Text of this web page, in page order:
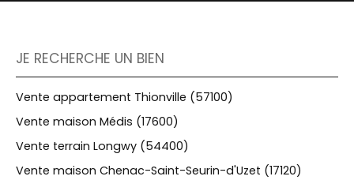
JE RECHERCHE UN BIEN
Vente appartement Thionville (57100)
Vente maison Médis (17600)
Vente terrain Longwy (54400)
Vente maison Chenac-Saint-Seurin-d'Uzet (17120)